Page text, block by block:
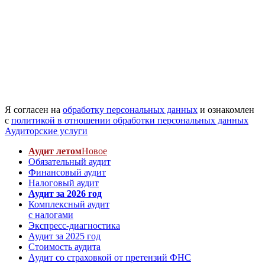
Я согласен на обработку персональных данных и ознакомлен
с политикой в отношении обработки персональных данных
Аудиторские услуги
Аудит летомНовое
Обязательный аудит
Финансовый аудит
Налоговый аудит
Аудит за 2026 год
Комплексный аудит
с налогами
Экспресс-диагностика
Аудит за 2025 год
Стоимость аудита
Аудит со страховкой от претензий ФНС